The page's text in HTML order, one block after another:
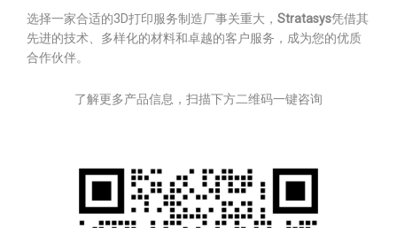
选择一家合适的3D打印服务制造厂事关重大， Stratasys凭借其
先进的技术、多样化的材料和卓越的客户服务，成为您的优质
合作伙伴。
了解更多产品信息，扫描下方二维码一键咨询